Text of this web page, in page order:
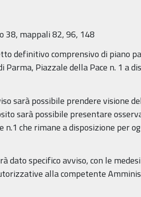
38, mappali 82, 96, 148
definitivo comprensivo di piano
Piazzale della Pace n. 1 a
sarà possibile prendere visione
sarà possibile presentare
n.1 che rimane a disposizione per
specifico avviso, con le
alla competente